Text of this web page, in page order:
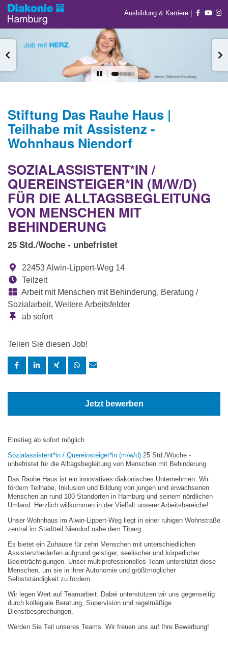
Ausbildung & Karriere |
Stiftung Das Rauhe Haus |
Teilhabe mit Assistenz -
Wohnhaus Niendorf
SOZIALASSISTENT*IN /
QUEREINSTEIGER*IN (M/W/D)
FÜR DIE ALLTAGSBEGLEITUNG
VON MENSCHEN MIT
BEHINDERUNG
25 Std./Woche - unbefristet
22453 Alwin-Lippert-Weg 14
Teilzeit
Arbeit mit Menschen mit Behinderung, Beratung /
Sozialarbeit, Weitere Arbeitsfelder
ab sofort
Teilen Sie diesen Job!
Jetzt bewerben
Einstieg ab sofort möglich
Sozialassistent*in / Quereinsteiger*in (m/w/d) 25 Std./Woche -
unbefristet für die Alltagsbegleitung von Menschen mit Behinderung
Das Rauhe Haus ist ein innovatives diakonisches Unternehmen. Wir
fördern Teilhabe, Inklusion und Bildung von jungen und erwachsenen
Menschen an rund 100 Standorten in Hamburg und seinem nördlichen
Umland. Herzlich willkommen in der Vielfalt unserer Arbeitsbereiche!
Unser Wohnhaus im Alwin-Lippert-Weg liegt in einer ruhigen Wohnstraße
zentral im Stadtteil Niendorf nahe dem Tibarg.
Es bietet ein Zuhause für zehn Menschen mit unterschiedlichen
Assistenzbedarfen aufgrund geistiger, seelischer und körperlicher
Beeinträchtigungen. Unser multiprofessionelles Team unterstützt diese
Menschen, um sie in ihrer Autonomie und größtmöglicher
Selbstständigkeit zu fördern.
Wir legen Wert auf Teamarbeit: Dabei unterstützen wir uns gegenseitig
durch kollegiale Beratung, Supervision und regelmäßige
Dienstbesprechungen.
Werden Sie Teil unseres Teams. Wir freuen uns auf Ihre Bewerbung!